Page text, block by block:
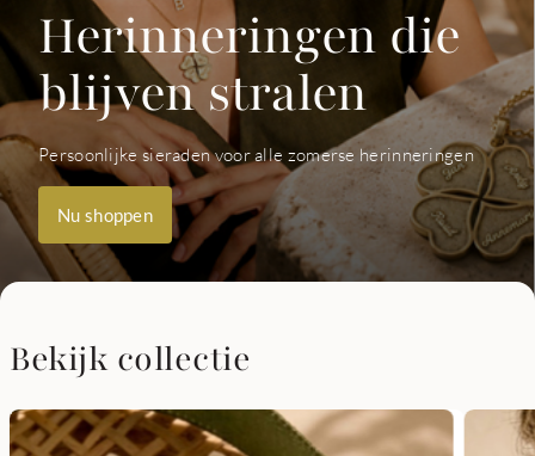
Herinneringen die
blijven stralen
Persoonlijke sieraden voor alle zomerse herinneringen
Nu shoppen
Bekijk collectie